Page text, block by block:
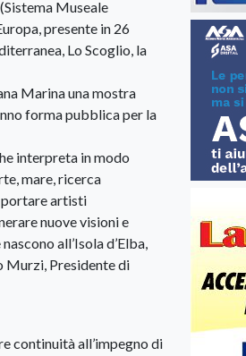
Museale
presente in 26
Lo Scoglio, la
Marina una mostra
forma pubblica per la
interpreta in modo
mare, ricerca
portare artisti
nuove visioni e
all’Isola d’Elba,
Murzi, Presidente di
continuità all’impegno di